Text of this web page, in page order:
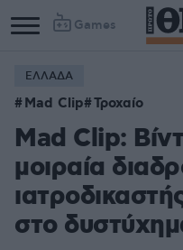
Games
ΕΛΛΑΔΑ
Mad Clip Τροχαίο
Mad Clip:
μοιραία
στο